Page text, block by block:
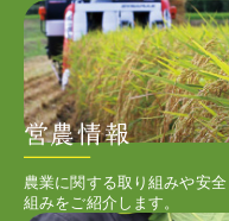
農業に関する取り組みや安
組みをご紹介します。